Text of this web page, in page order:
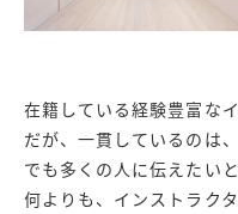
在籍している経験豊富な
だが、一貫しているのは
でも多くの人に伝えたい
何よりも、インストラク